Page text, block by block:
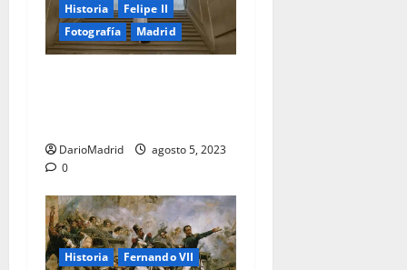
Historia
Felipe II
Fotografía
Madrid
DarioMadrid
agosto 5, 2023
0
Historia
Fernando VII